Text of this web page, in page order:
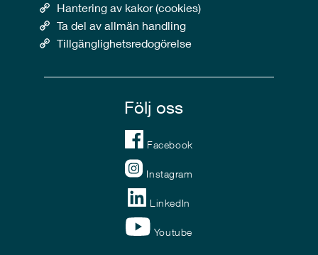
Hantering av kakor (cookies)
Ta del av allmän handling
Tillgänglighetsredogörelse
Följ oss
Facebook
Instagram
LinkedIn
Youtube